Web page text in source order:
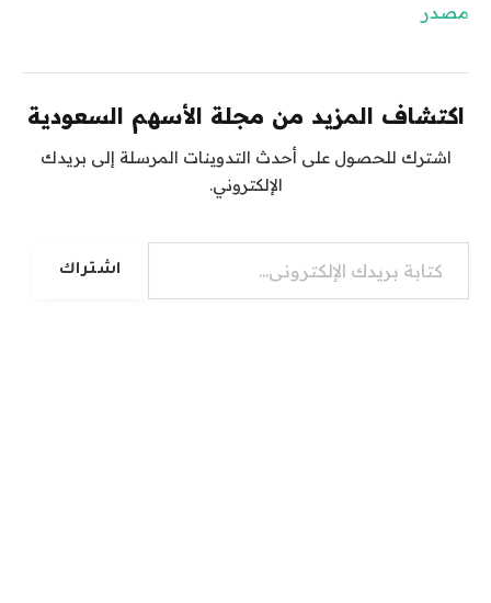
مصدر
اكتشاف المزيد من مجلة الأسهم السعودية
اشترك للحصول على أحدث التدوينات المرسلة إلى بريدك
الإلكتروني.
كتابة بريدك الإلكتروني...
اشتراك